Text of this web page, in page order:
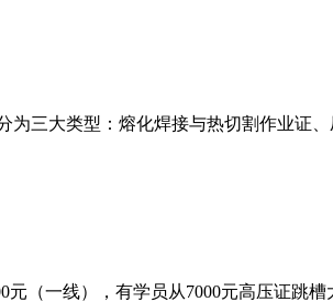
三大类型：熔化焊接与热切割作业证
（一线），有学员从7000元高压证跳槽